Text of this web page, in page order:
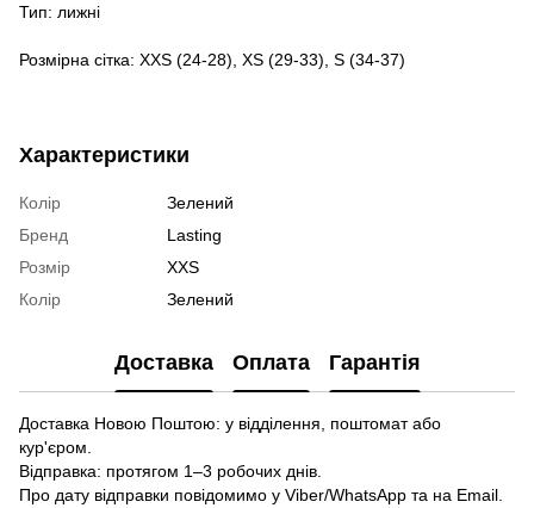
Тип: лижні
Розмірна сітка: XXS (24-28), XS (29-33), S (34-37)
Характеристики
Колір
Зелений
Бренд
Lasting
Розмір
XXS
Колір
Зелений
Доставка Оплата Гарантія
Доставка Новою Поштою: у відділення, поштомат або
кур'єром.
Відправка: протягом 1–3 робочих днів.
Про дату відправки повідомимо у Viber/WhatsApp та на Email.